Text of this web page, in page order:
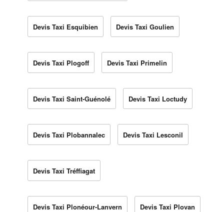
Devis Taxi Esquibien Devis Taxi Goulien
Devis Taxi Plogoff Devis Taxi Primelin
Devis Taxi Saint-Guénolé Devis Taxi Loctudy
Devis Taxi Plobannalec Devis Taxi Lesconil
Devis Taxi Tréffiagat
Devis Taxi Plonéour-Lanvern Devis Taxi Plovan